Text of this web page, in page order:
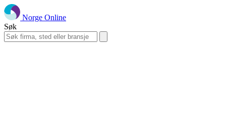
Norge Online
Søk